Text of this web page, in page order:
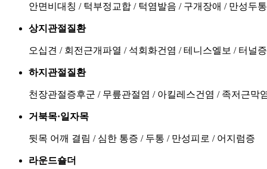
안면비대칭 / 턱부정교합 / 턱염발음 / 구개장애 / 만성두통
상지관절질환
오십견 / 회전근개파열 / 석회화건염 / 테니스엘보 / 터널
하지관절질환
천장관절증후군 / 무릎관절염 / 아킬레스건염 / 족저근막
거북목·일자목
뒷목 어깨 결림 / 심한 통증 / 두통 / 만성피로 / 어지럼증
라운드숄더